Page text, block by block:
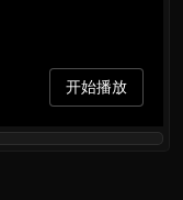
开始播放